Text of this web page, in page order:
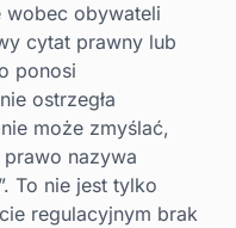
wobec obywateli
cytat prawny lub
ponosi
ostrzegła
może zmyślać,
nazywa
To nie jest tylko
regulacyjnym brak